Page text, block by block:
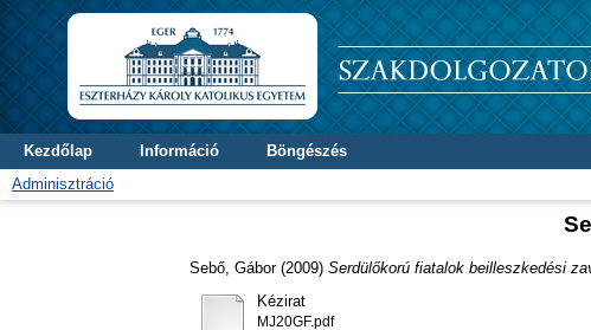
Kezdőlap Információ
Böngészés
Adminisztráció
Sebő, Gábor(2009) Serdülőkorú fiatalok beilleszkedési
Kézirat
MJ20GF.pdf